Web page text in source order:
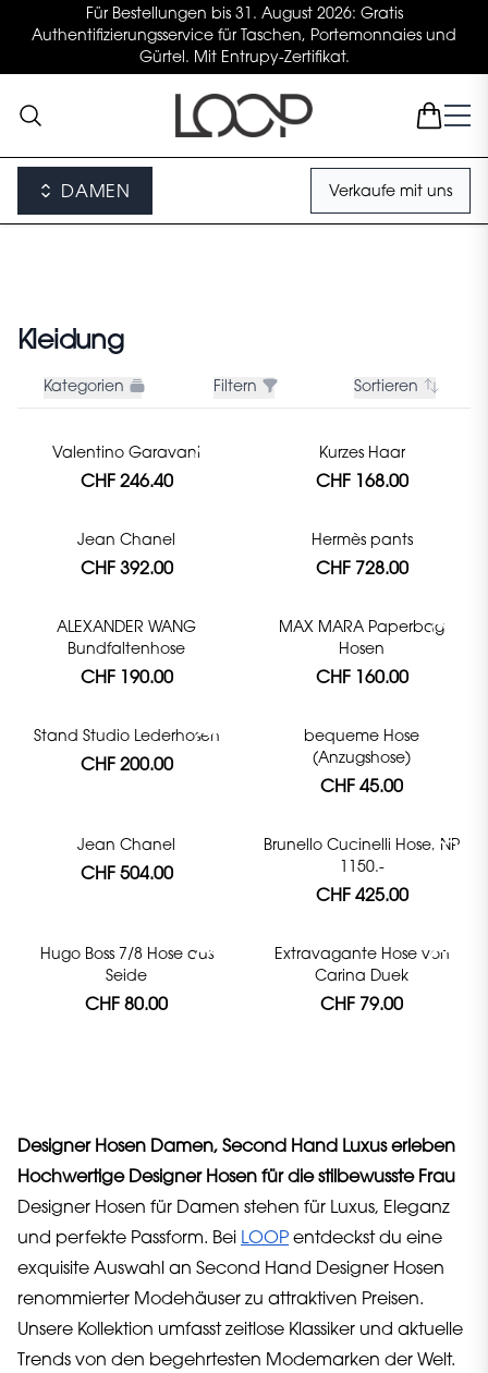
Für Bestellungen bis 31. August 2026: Gratis
Authentifizierungsservice für Taschen, Portemonnaies und
Gürtel. Mit Entrupy-Zertifikat.
DAMEN Verkaufe mit uns
Kleidung
Kategorien Filtern Sortieren
Valentino Garavani
CHF 246.40
Kurzes Haar
CHF 168.00
Jean Chanel
CHF 392.00
Hermès pants
CHF 728.00
ALEXANDER WANG
Bundfaltenhose
CHF 190.00
MAX MARA Paperbag
Hosen
CHF 160.00
Stand Studio Lederhosen
CHF 200.00
bequeme Hose
(Anzugshose)
CHF 45.00
Jean Chanel
CHF 504.00
Brunello Cucinelli Hose, NP
1150.-
CHF 425.00
Hugo Boss 7/8 Hose aus
Seide
CHF 80.00
Extravagante Hose von
Carina Duek
CHF 79.00
Designer Hosen Damen, Second Hand Luxus erleben
Hochwertige Designer Hosen für die stilbewusste Frau
Designer Hosen für Damen stehen für Luxus, Eleganz
und perfekte Passform. Bei LOOP entdeckst du eine
exquisite Auswahl an Second Hand Designer Hosen
renommierter Modehäuser zu attraktiven Preisen.
Unsere Kollektion umfasst zeitlose Klassiker und aktuelle
Trends von den begehrtesten Modemarken der Welt.